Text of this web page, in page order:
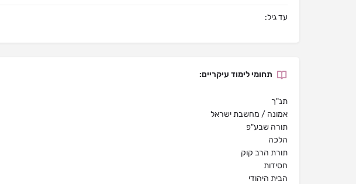
עד גיל:
תחומי לימוד עיקריים:
תנ"ך
אמונה / מחשבת ישראל
תורה שבע"פ
הלכה
תורת הרב קוק
חסידות
הבית היהודי